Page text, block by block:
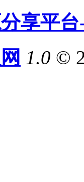
享平
1.0 ©